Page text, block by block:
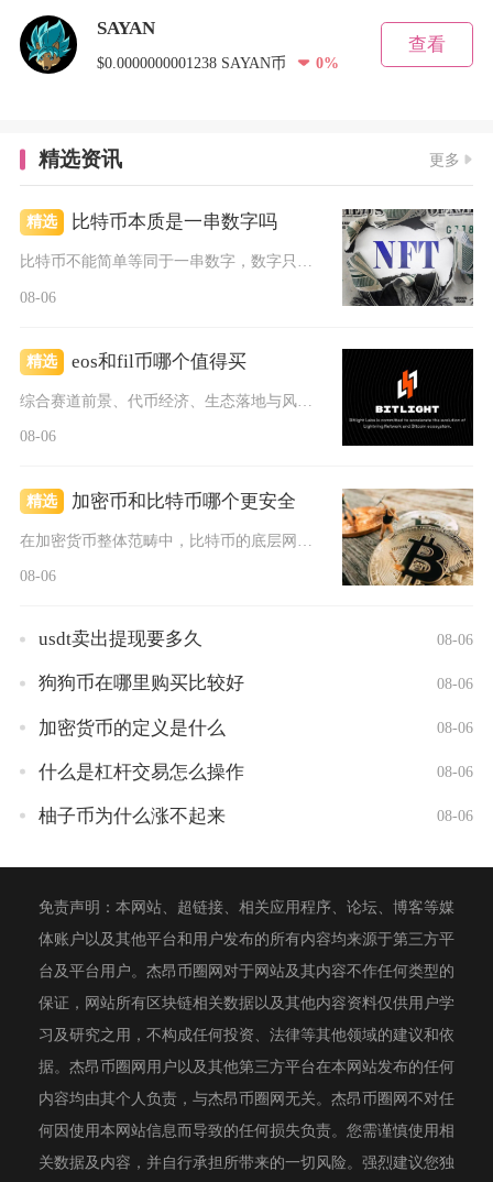
SAYAN
$0.0000000001238 SAYAN币 0%
查看
精选资讯 更多
精选 比特币本质是一串数字吗
比特币不能简单等同于一串数字，数字只是它外在的编码表现形式，...
08-06
精选 eos和fil币哪个值得买
综合赛道前景、代币经济、生态落地与风险维度对比，普通散户优先...
08-06
精选 加密币和比特币哪个更安全
08-06
usdt卖出提现要多久 08-06
狗狗币在哪里购买比较好 08-06
加密货币的定义是什么 08-06
什么是杠杆交易怎么操作 08-06
柚子币为什么涨不起来 08-06
免责声明：本网站、超链接、相关应用程序、论坛、博客等媒
体账户以及其他平台和用户发布的所有内容均来源于第三方平
台及平台用户。杰昂币圈网对于网站及其内容不作任何类型的
保证，网站所有区块链相关数据以及其他内容资料仅供用户学
习及研究之用，不构成任何投资、法律等其他领域的建议和依
据。杰昂币圈网用户以及其他第三方平台在本网站发布的任何
内容均由其个人负责，与杰昂币圈网无关。杰昂币圈网不对任
何因使用本网站信息而导致的任何损失负责。您需谨慎使用相
关数据及内容，并自行承担所带来的一切风险。强烈建议您独